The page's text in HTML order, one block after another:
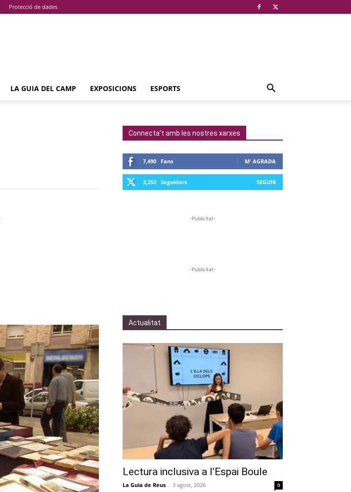
Protecció de dades
LA GUIA DEL CAMP EXPOSICIONS ESPORTS
Connecta't amb les nostres xarxes
7,490 Fans M' AGRADA
3,252 Seguidors SEGUIR
-Publicitat-
-Publicitat-
Actualitat
Lectura inclusiva a l’Espai Boule
La Guia de Reus - 3 agost, 2026 0